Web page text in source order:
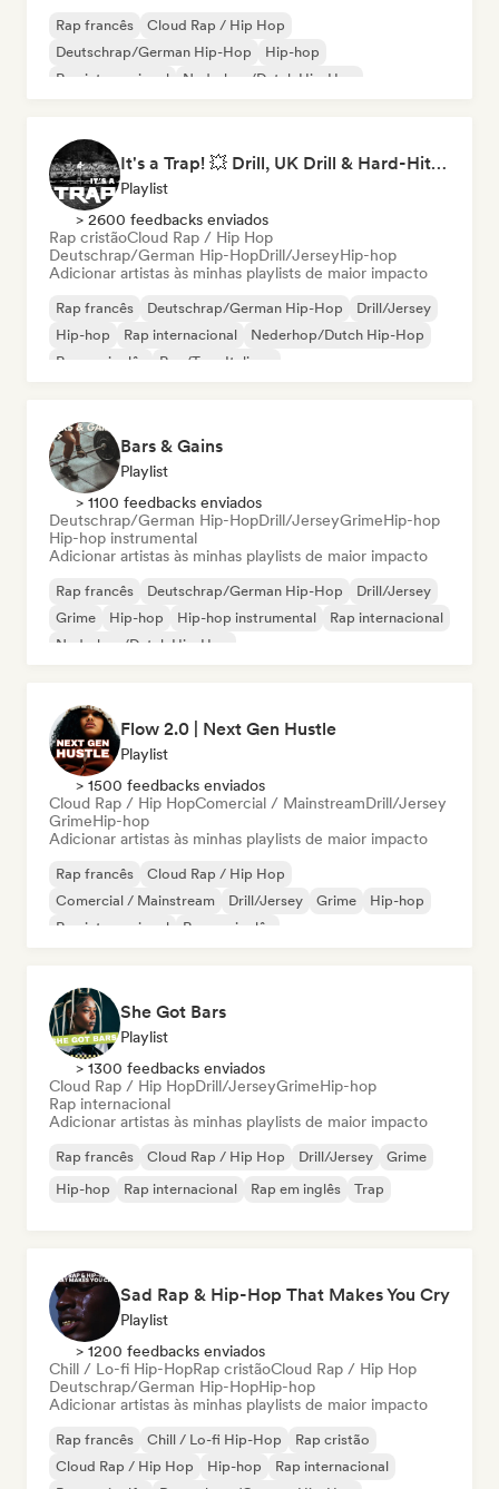
Rap francês
Cloud Rap / Hip Hop
Deutschrap/German Hip-Hop
Hip-hop
Rap internacional
Nederhop/Dutch Hip-Hop
It's a Trap! 💥 Drill, UK Drill & Hard-Hitting Trap
Playlist
> 2600 feedbacks enviados
Rap cristãoCloud Rap / Hip Hop
Deutschrap/German Hip-HopDrill/JerseyHip-hop
Adicionar artistas às minhas playlists de maior impacto
Rap francês Deutschrap/German Hip-Hop
Drill/Jersey
Hip-hop
Rap internacional
Nederhop/Dutch Hip-Hop
Rap em inglês
Rap/Trap Italiano
Bars & Gains
Playlist
> 1100 feedbacks enviados
Deutschrap/German Hip-HopDrill/JerseyGrimeHip-hop
Hip-hop instrumental
Adicionar artistas às minhas playlists de maior impacto
Rap francês Deutschrap/German Hip-Hop
Drill/Jersey
Grime
Hip-hop Hip-hop instrumental
Rap internacional
Nederhop/Dutch Hip-Hop
Flow 2.0 | Next Gen Hustle
Playlist
> 1500 feedbacks enviados
Cloud Rap / Hip HopComercial / MainstreamDrill/Jersey
GrimeHip-hop
Adicionar artistas às minhas playlists de maior impacto
Rap francês
Cloud Rap / Hip Hop
Comercial / Mainstream
Drill/Jersey Grime
Hip-hop
Rap internacional
Rap em inglês
She Got Bars
Playlist
> 1300 feedbacks enviados
Cloud Rap / Hip HopDrill/JerseyGrimeHip-hop
Rap internacional
Adicionar artistas às minhas playlists de maior impacto
Rap francês Cloud Rap / Hip Hop Drill/Jersey
Grime
Hip-hop
Rap internacional Rap em inglês Trap
Sad Rap & Hip-Hop That Makes You Cry
Playlist
> 1200 feedbacks enviados
Chill / Lo-fi Hip-HopRap cristãoCloud Rap / Hip Hop
Deutschrap/German Hip-HopHip-hop
Adicionar artistas às minhas playlists de maior impacto
Rap francês Chill / Lo-fi Hip-Hop
Rap cristão
Cloud Rap / Hip Hop
Hip-hop
Rap internacional